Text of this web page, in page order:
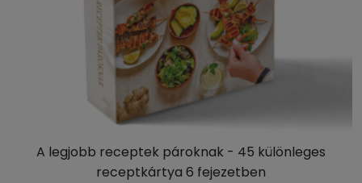
A legjobb receptek pároknak - 45 különleges
receptkártya 6 fejezetben